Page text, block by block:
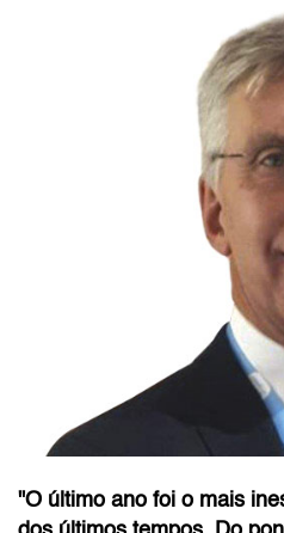
"O último ano foi o mais